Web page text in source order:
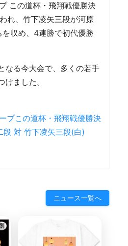
この道杯・飛翔戦優勝決
れ、竹下凌矢三段が河原
収め、4連勝で初代優勝
なる今大会で、多くの若手
けました。
プこの道杯・飛翔戦優勝決
段 対 竹下凌矢三段(白)
ニュース一覧へ